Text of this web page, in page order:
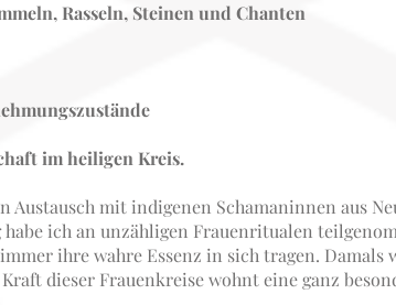
Rasseln, Steinen und Chanten
im heiligen Kreis.
Austausch mit indigenen Schamaninnen aus
habe ich an unzähligen Frauenritualen
ihre wahre Essenz in sich tragen. Damals
dieser Frauenkreise wohnt eine ganz